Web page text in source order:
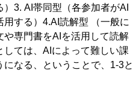
3. AI帯同型（各参加者がAI
用する）4.AI読解型 （一般に
や専門書をAIを活用して読解
しては、AIによって難しい課
なる、ということで、1-3と